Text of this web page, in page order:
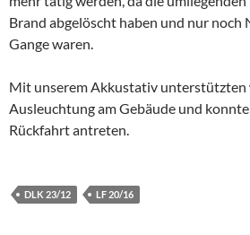
Brand abgelöscht haben und nur noch
Gange waren.
Mit unserem Akkustativ unterstützten
Ausleuchtung am Gebäude und
Rückfahrt antreten.
DLK 23/12 LF 20/16